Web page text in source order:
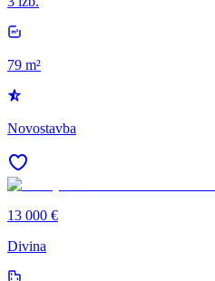
79 m²
Novostavba
13 000 €
Divina